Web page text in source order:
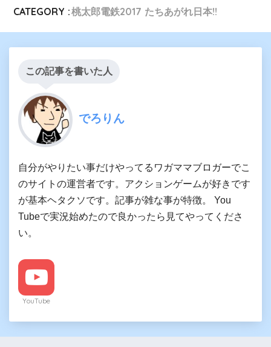
CATEGORY :桃太郎電鉄2017 たちあがれ日本!!
この記事を書いた人
でろりん
自分がやりたい事だけやってるワガママブロガーでこ
のサイトの運営者です。アクションゲームが好きです
が基本ヘタクソです。記事が雑な事が特徴。 You
Tubeで実況始めたので良かったら見てやってくださ
い。
YouTube